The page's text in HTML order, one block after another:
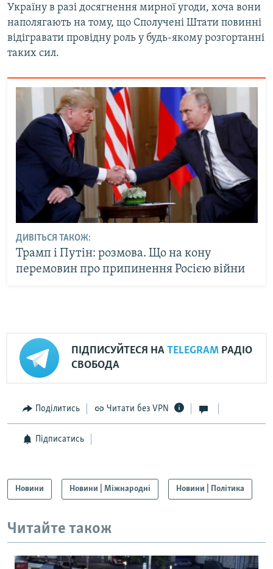
Україну в разі досягнення мирної угоди, хоча вони
наполягають на тому, що Сполучені Штати повинні
відігравати провідну роль у будь-якому розгортанні
таких сил.
ДИВІТЬСЯ ТАКОЖ:
Трамп і Путін: розмова. Що на кону
перемовин про припинення Росією війни
ПІДПИСУЙТЕСЯ НА TELEGRAM РАДІО
СВОБОДА
Поділитись Читати без VPN
Підписатись
Новини Новини | Міжнародні Новини | Політика
Читайте також